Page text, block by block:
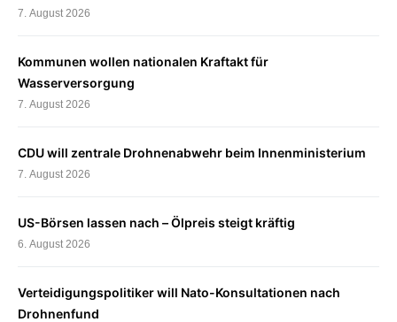
7. August 2026
Kommunen wollen nationalen Kraftakt für
Wasserversorgung
7. August 2026
CDU will zentrale Drohnenabwehr beim Innenministerium
7. August 2026
US-Börsen lassen nach – Ölpreis steigt kräftig
6. August 2026
Verteidigungspolitiker will Nato-Konsultationen nach
Drohnenfund